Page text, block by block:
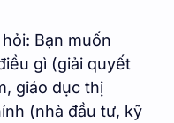
Bạn muốn
gì (giải quyết
giáo dục thị
(nhà đầu tư, kỹ